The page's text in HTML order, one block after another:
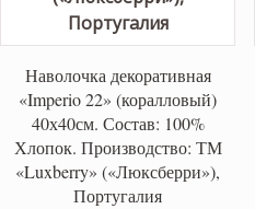
Наволочка декоративная
«Imperio 22» (коралловый)
40х40см. Состав: 100%
Хлопок. Производство: ТМ
«Luxberry» («Люксберри»),
Португалия